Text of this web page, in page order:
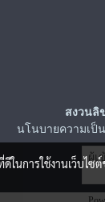
สงวนลิ
นโนบายความเป็
ผู้
นการใช้งานเว็บไซ